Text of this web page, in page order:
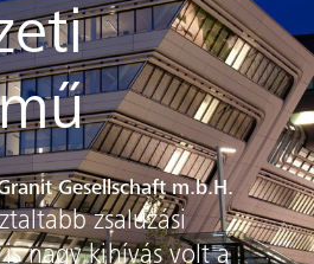
Gesellschaft m.b.H.
zsaluzási
nagy kihívás volt a